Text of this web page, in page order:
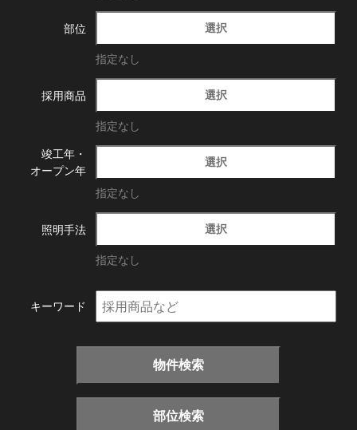
部位 選択
指定なし
採用商品 選択
指定なし
竣工年・
オープン年
選択
指定なし
照明手法 選択
指定なし
キーワード
物件検索
部位検索